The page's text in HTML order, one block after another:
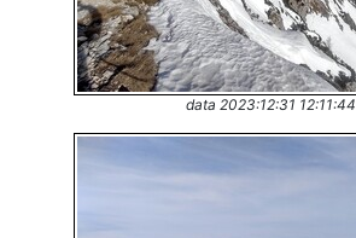
data 2023:12:31 12:11:44